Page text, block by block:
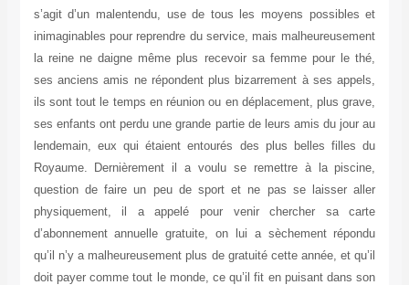
s’agit d’un malentendu, use de tous les moyens possibles et
inimaginables pour reprendre du service, mais malheureusement
la reine ne daigne même plus recevoir sa femme pour le thé,
ses anciens amis ne répondent plus bizarrement à ses appels,
ils sont tout le temps en réunion ou en déplacement, plus grave,
ses enfants ont perdu une grande partie de leurs amis du jour au
lendemain, eux qui étaient entourés des plus belles filles du
Royaume. Dernièrement il a voulu se remettre à la piscine,
question de faire un peu de sport et ne pas se laisser aller
physiquement, il a appelé pour venir chercher sa carte
d’abonnement annuelle gratuite, on lui a sèchement répondu
qu’il n’y a malheureusement plus de gratuité cette année, et qu’il
doit payer comme tout le monde, ce qu’il fit en puisant dans son